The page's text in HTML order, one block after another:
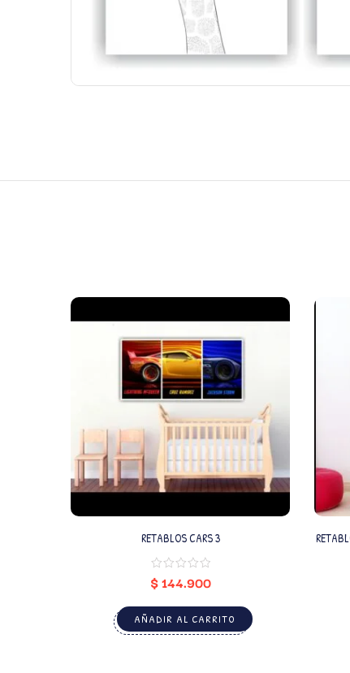
RETABLOS CARS 3
$144.900
AÑADIR AL CARRITO